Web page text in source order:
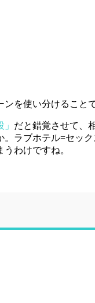
を使い分けること
だと錯覚させて、
ラブホテル=セッ
わけですね。